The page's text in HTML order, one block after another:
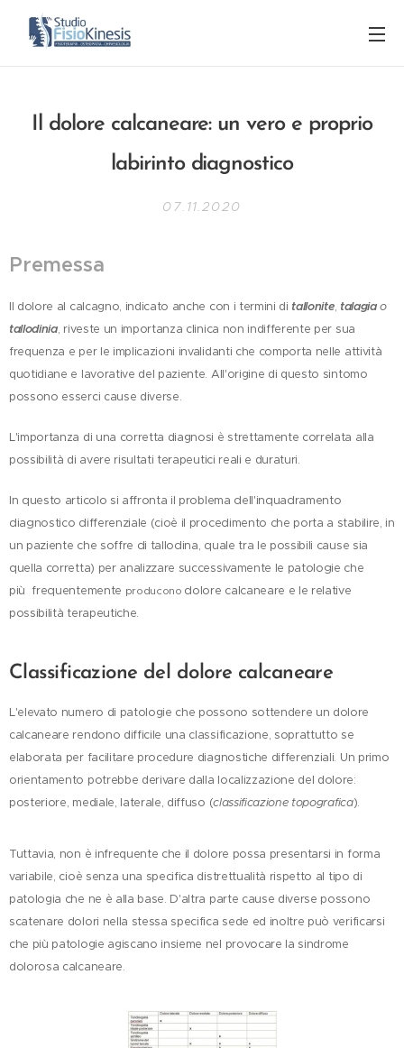
Il dolore calcaneare: un vero e proprio
labirinto diagnostico
07.11.2020
Premessa
Il dolore al calcagno, indicato anche con i termini di tallonite, talagiao
tallodinia, riveste un importanza clinica non indifferente per sua
frequenza e per le implicazioni invalidanti che comporta nelle attività
quotidiane e lavorative del paziente. All'origine di questo sintomo
possono esserci cause diverse.
L'importanza di una corretta diagnosi è strettamente correlata alla
possibilità di avere risultati terapeutici reali e duraturi.
In questo articolo si affronta il problema dell'inquadramento
diagnostico differenziale (cioè il procedimento che porta a stabilire, in
un paziente che soffre di tallodina, quale tra le possibili cause sia
quella corretta) per analizzare successivamente le patologie che
più frequentemente producono dolore calcaneare e le relative
possibilità terapeutiche.
Classificazione del dolore calcaneare
L'elevato numero di patologie che possono sottendere un dolore
calcaneare rendono difficile una classificazione, soprattutto se
elaborata per facilitare procedure diagnostiche differenziali. Un primo
orientamento potrebbe derivare dalla localizzazione del dolore:
posteriore, mediale, laterale, diffuso (classificazione topografica).
Tuttavia, non è infrequente che il dolore possa presentarsi in forma
variabile, cioè senza una specifica distrettualità rispetto al tipo di
patologia che ne è alla base. D'altra parte cause diverse possono
scatenare dolori nella stessa specifica sede ed inoltre può verificarsi
che più patologie agiscano insieme nel provocare la sindrome
dolorosa calcaneare.